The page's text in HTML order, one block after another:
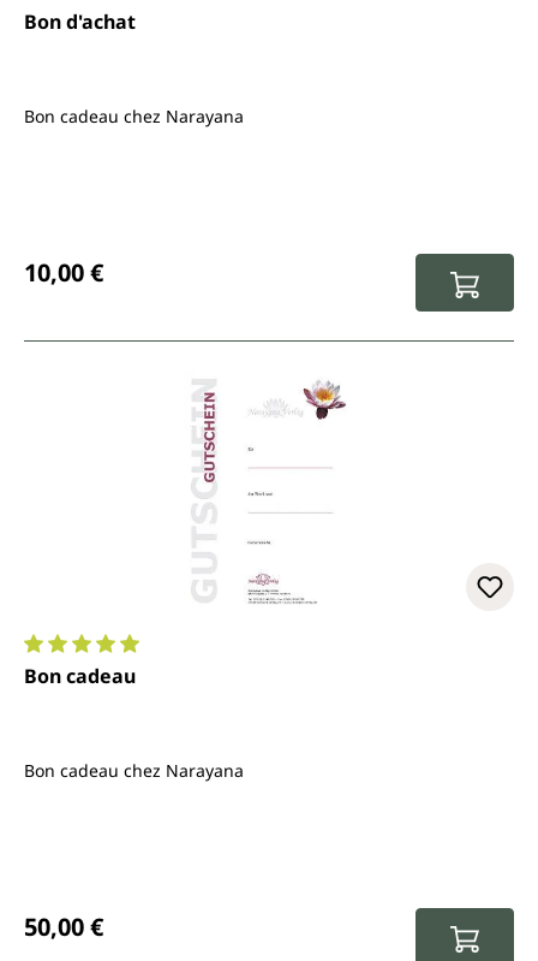
Note moyenne de 5 sur 5 étoiles
Bon d'achat
Bon cadeau chez Narayana
10,00 €
Note moyenne de 5 sur 5 étoiles
Bon cadeau
Bon cadeau chez Narayana
50,00 €